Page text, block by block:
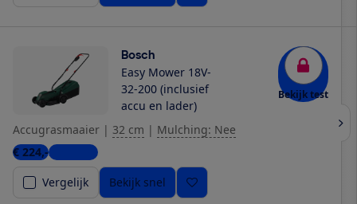
Bosch
Easy Mower 18V-
32-200 (inclusief
accu en lader)
Bekijk test
Accugrasmaaier | 32 cm | Mulching: Nee
€ 224,-2 winkels
Vergelijk
Bekijk snel